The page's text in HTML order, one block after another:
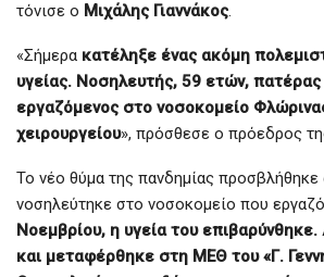
τόνισε ο Μιχάλης Γιαννάκος.
«Σήμερα κατέληξε ένας ακόμη
υγείας. Νοσηλευτής, 59 ετών, πατέρας
εργαζόμενος στο νοσοκομείο
χειρουργείου», πρόσθεσε ο πρόεδρος
Το νέο θύμα της πανδημίας προσβλήθηκε
νοσηλεύτηκε στο νοσοκομείο που
Νοεμβρίου, η υγεία του
και μεταφέρθηκε στη ΜΕΘ του «Γ.